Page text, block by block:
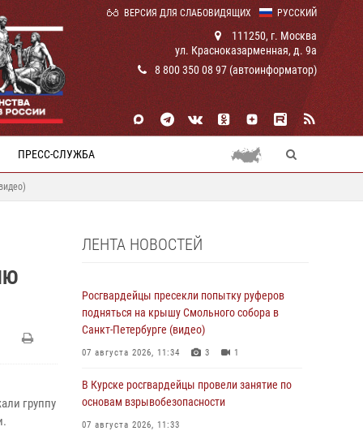
РУССКИЙ
ВЕРСИЯ ДЛЯ СЛАБОВИДЯЩИХ
111250, г. Москва
ул. Красноказарменная, д. 9а
8 800 350 08 97 (автоинформатор)
ПРЕСС-СЛУЖБА
группу
ЛЕНТА НОВОСТЕЙ
Росгвардейцы пресекли попытку руферов
подняться на крышу Смольного собора в
Санкт-Петербурге (видео)
07 августа 2026, 11:34 3 1
В Курске росгвардейцы провели занятие по
основам взрывобезопасности
07 августа 2026, 11:33